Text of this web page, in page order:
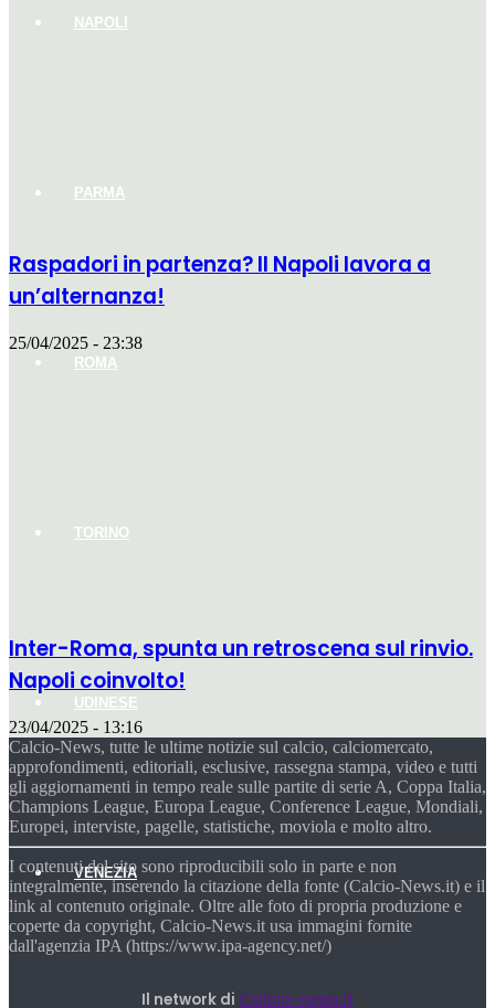
NAPOLI
PARMA
ROMA
TORINO
UDINESE
VENEZIA
Raspadori in partenza? Il Napoli lavora a
un’alternanza!
25/04/2025 - 23:38
Inter-Roma, spunta un retroscena sul rinvio.
Napoli coinvolto!
23/04/2025 - 13:16
Calcio-News, tutte le ultime notizie sul calcio, calciomercato,
approfondimenti, editoriali, esclusive, rassegna stampa, video e tutti
gli aggiornamenti in tempo reale sulle partite di serie A, Coppa Italia,
Champions League, Europa League, Conference League, Mondiali,
Europei, interviste, pagelle, statistiche, moviola e molto altro.
I contenuti del sito sono riproducibili solo in parte e non
integralmente, inserendo la citazione della fonte (Calcio-News.it) e il
link al contenuto originale. Oltre alle foto di propria produzione e
coperte da copyright, Calcio-News.it usa immagini fornite
dall'agenzia IPA (https://www.ipa-agency.net/)
Il network di Calcio-news.it